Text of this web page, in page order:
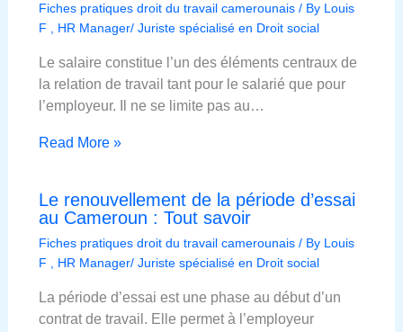
Fiches pratiques droit du travail camerounais/ By Louis
F , HR Manager/ Juriste spécialisé en Droit social
Le salaire constitue l’un des éléments centraux de
la relation de travail tant pour le salarié que pour
l’employeur. Il ne se limite pas au…
Read More »
Le renouvellement de la période d’essai
au Cameroun : Tout savoir
Fiches pratiques droit du travail camerounais/ By Louis
F , HR Manager/ Juriste spécialisé en Droit social
La période d’essai est une phase au début d’un
contrat de travail. Elle permet à l’employeur